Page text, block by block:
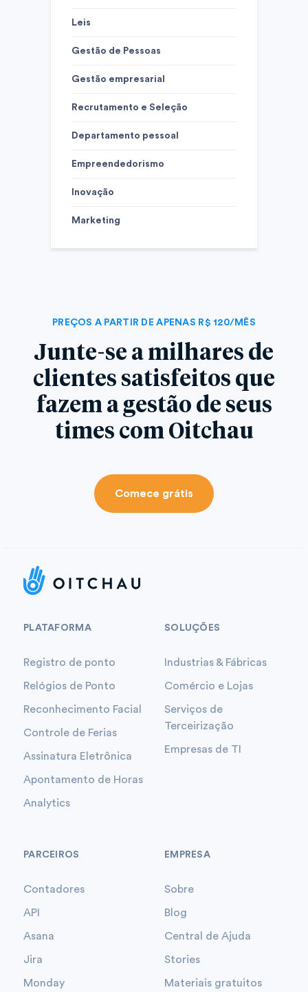
Leis
Gestão de Pessoas
Gestão empresarial
Recrutamento e Seleção
Departamento pessoal
Empreendedorismo
Inovação
Marketing
PREÇOS A PARTIR DE APENAS R$ 120/MÊS
Junte-se a milhares de
clientes satisfeitos que
fazem a gestão de seus
times com Oitchau
Comece grátis
PLATAFORMA
Registro de ponto
Relógios de Ponto
Reconhecimento Facial
Controle de Ferias
Assinatura Eletrônica
Apontamento de Horas
Analytics
SOLUÇÕES
Industrias & Fábricas
Comércio e Lojas
Serviços de
Terceirização
Empresas de TI
PARCEIROS
Contadores
API
Asana
Jira
Monday
EMPRESA
Sobre
Blog
Central de Ajuda
Stories
Materiais gratuitos